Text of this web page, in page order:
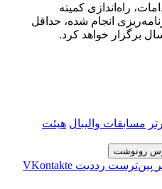
راه‌اندازی کمیته
انجام شده، حداقل
برگزار خواهد کرد.
مسابقات والیبال هیئت
رونوشت
‫پین‌ترست ‫رددیت ‫VKontakte